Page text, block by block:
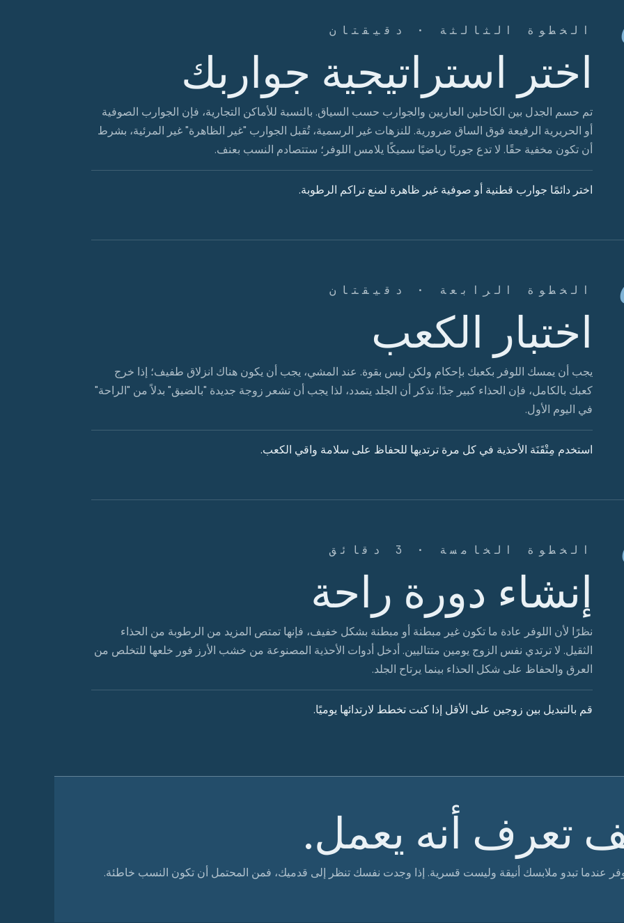
الخطوة الثالثة · دقيقتان
اختر استراتيجية جواربك
تم حسم الجدل بين الكاحلين العاريين والجوارب حسب السياق. بالنسبة للأماكن التجارية، فإن الجوارب الصوفية
أو الحريرية الرفيعة فوق الساق ضرورية. للنزهات غير الرسمية، تُقبل الجوارب "غير الظاهرة" غير المرئية، بشرط
أن تكون مخفية حقًا. لا تدع جوربًا رياضيًا سميكًا يلامس اللوفر؛ ستتصادم النسب بعنف.
اختر دائمًا جوارب قطنية أو صوفية غير ظاهرة لمنع تراكم الرطوبة.
الخطوة الرابعة · دقيقتان
اختبار الكعب
يجب أن يمسك اللوفر بكعبك بإحكام ولكن ليس بقوة. عند المشي، يجب أن يكون هناك انزلاق طفيف؛ إذا خرج
كعبك بالكامل، فإن الحذاء كبير جدًا. تذكر أن الجلد يتمدد، لذا يجب أن تشعر زوجة جديدة "بالضيق" بدلاً من "الراحة"
في اليوم الأول.
استخدم مِتْقَنَة الأحذية في كل مرة ترتديها للحفاظ على سلامة واقي الكعب.
الخطوة الخامسة · 3 دقائق
إنشاء دورة راحة
نظرًا لأن اللوفر عادة ما تكون غير مبطنة أو مبطنة بشكل خفيف، فإنها تمتص المزيد من الرطوبة من الحذاء
الثقيل. لا ترتدي نفس الزوج يومين متتاليين. أدخل أدوات الأحذية المصنوعة من خشب الأرز فور خلعها للتخلص من
العرق والحفاظ على شكل الحذاء بينما يرتاح الجلد.
قم بالتبديل بين زوجين على الأقل إذا كنت تخطط لارتدائها يوميًا.
تعرف أنه يعمل.
عندما تبدو ملابسك أنيقة وليست قسرية. إذا وجدت نفسك تنظر إلى قدميك، فمن المحتمل أن تكون النسب خاطئة.